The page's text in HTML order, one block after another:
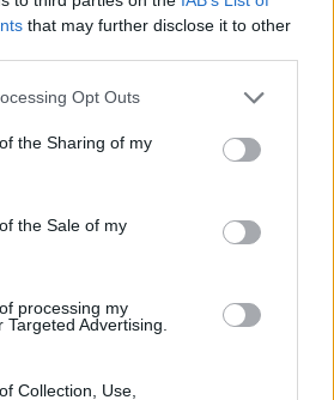
that may further disclose it to other
Opt Outs
the Sharing of my
the Sale of my
processing my
Advertising.
Collection, Use,
Divjakë, banorët
refuzojnë bashkimin me
Lushnjen
69-
banesë në Shkodër,